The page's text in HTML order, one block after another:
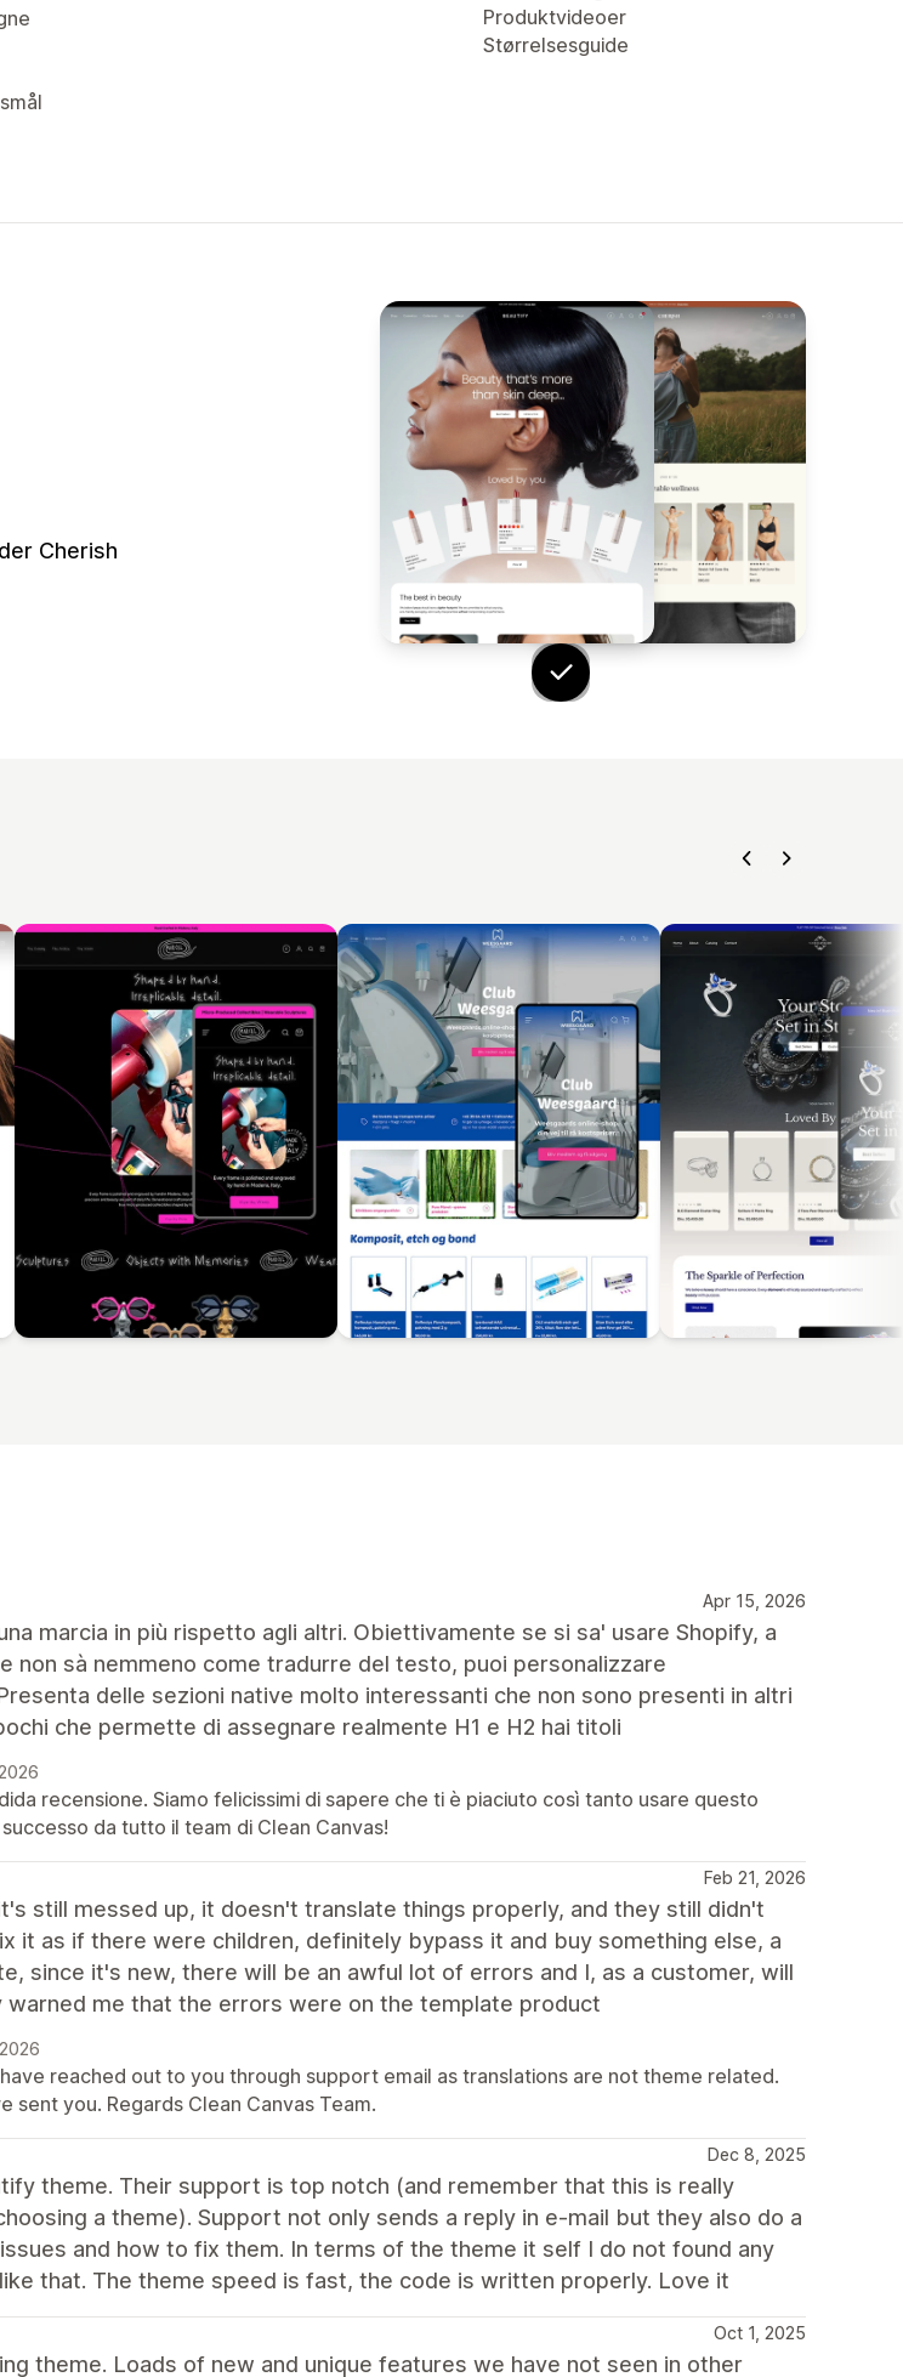
Produktvideoer
Størrelsesguide
Cherish
Apr 15, 2026
marcia in più rispetto agli altri. Obiettivamente se si sa' usare Shopify, a
non sà nemmeno come tradurre del testo, puoi personalizzare
delle sezioni native molto interessanti che non sono presenti in altri
che permette di assegnare realmente H1 e H2 hai titoli
recensione. Siamo felicissimi di sapere che ti è piaciuto così tanto usare questo
da tutto il team di Clean Canvas!
Feb 21, 2026
still messed up, it doesn't translate things properly, and they still didn't
it as if there were children, definitely bypass it and buy something else, a
since it's new, there will be an awful lot of errors and I, as a customer, will
warned me that the errors were on the template product
have reached out to you through support email as translations are not theme related.
sent you. Regards Clean Canvas Team.
Dec 8, 2025
theme. Their support is top notch (and remember that this is really
a theme). Support not only sends a reply in e-mail but they also do a
and how to fix them. In terms of the theme it self I do not found any
that. The theme speed is fast, the code is written properly. Love it
Oct 1, 2025
theme. Loads of new and unique features we have not seen in other